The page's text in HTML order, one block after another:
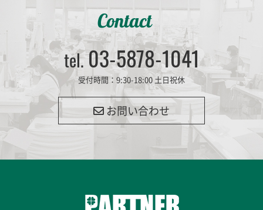
Contact
tel.03-5878-1041
受付時間：9:30-18:00 土日祝休
お問い合わせ